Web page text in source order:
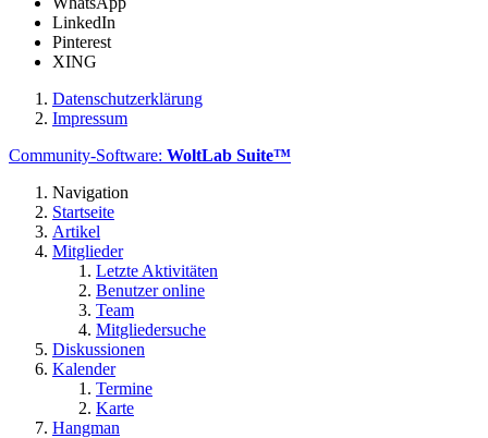
LinkedIn
Pinterest
XING
Datenschutzerklärung
Impressum
Community-Software: WoltLab Suite™
Navigation
Startseite
Artikel
Mitglieder
Letzte Aktivitäten
Benutzer online
Team
Mitgliedersuche
Diskussionen
Kalender
Termine
Karte
Hangman